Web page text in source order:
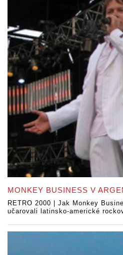
MONKEY BUSINESS V
RETRO 2000 | Jak Monkey
učarovali latinsko-americké